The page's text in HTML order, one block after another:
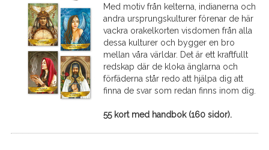
Med motiv från kelterna, indianerna och
andra ursprungskulturer förenar de här
vackra orakelkorten visdomen från alla
dessa kulturer och bygger en bro
mellan våra världar. Det är ett kraftfullt
redskap där de kloka änglarna och
förfäderna står redo att hjälpa dig att
finna de svar som redan finns inom dig.
55 kort med handbok (160 sidor).